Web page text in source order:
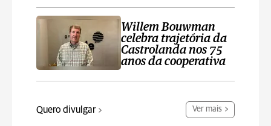
Willem Bouwman
celebra trajetória da
Castrolanda nos 75
anos da cooperativa
Quero divulgar Ver mais